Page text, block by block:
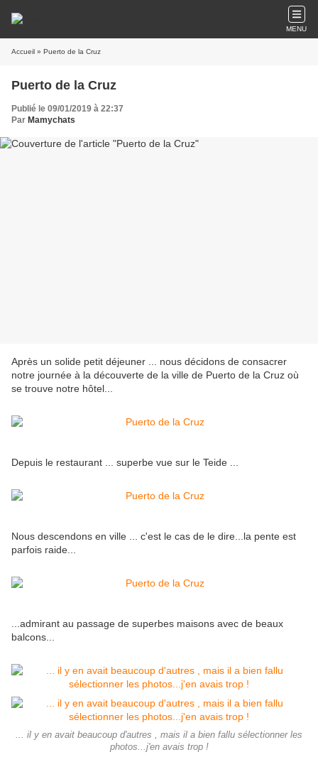
MENU
Accueil » Puerto de la Cruz
Puerto de la Cruz
Publié le 09/01/2019 à 22:37
Par Mamychats
Après un solide petit déjeuner ... nous décidons de consacrer
notre journée à la découverte de la ville de Puerto de la Cruz où
se trouve notre hôtel...
Depuis le restaurant ... superbe vue sur le Teide ...
Nous descendons en ville ... c'est le cas de le dire...la pente est
parfois raide...
...admirant au passage de superbes maisons avec de beaux
balcons...
... il y en avait beaucoup d'autres , mais il a bien fallu sélectionner les
photos...j'en avais trop !